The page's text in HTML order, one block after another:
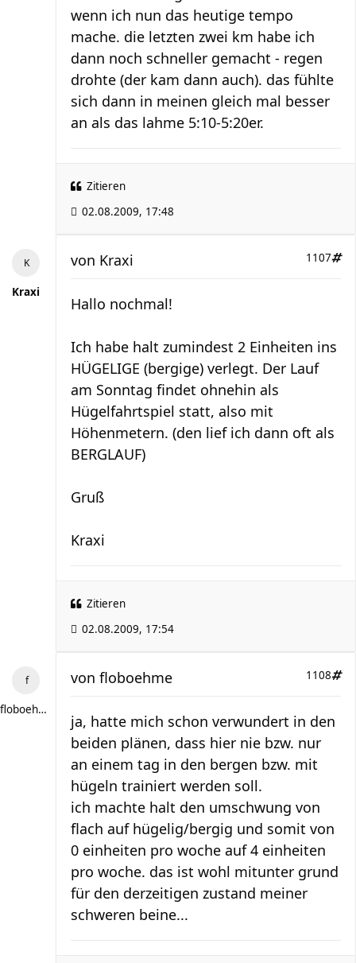
wenn ich nun das heutige tempo
mache. die letzten zwei km habe ich
dann noch schneller gemacht - regen
drohte (der kam dann auch). das fühlte
sich dann in meinen gleich mal besser
an als das lahme 5:10-5:20er.
Zitieren
02.08.2009, 17:48
Kraxi
1107
von Kraxi
Hallo nochmal!
Ich habe halt zumindest 2 Einheiten ins
HÜGELIGE (bergige) verlegt. Der Lauf
am Sonntag findet ohnehin als
Hügelfahrtspiel statt, also mit
Höhenmetern. (den lief ich dann oft als
BERGLAUF)
Gruß
Kraxi
Zitieren
02.08.2009, 17:54
floboehme
1108
von floboehme
ja, hatte mich schon verwundert in den
beiden plänen, dass hier nie bzw. nur
an einem tag in den bergen bzw. mit
hügeln trainiert werden soll.
ich machte halt den umschwung von
flach auf hügelig/bergig und somit von
0 einheiten pro woche auf 4 einheiten
pro woche. das ist wohl mitunter grund
für den derzeitigen zustand meiner
schweren beine...